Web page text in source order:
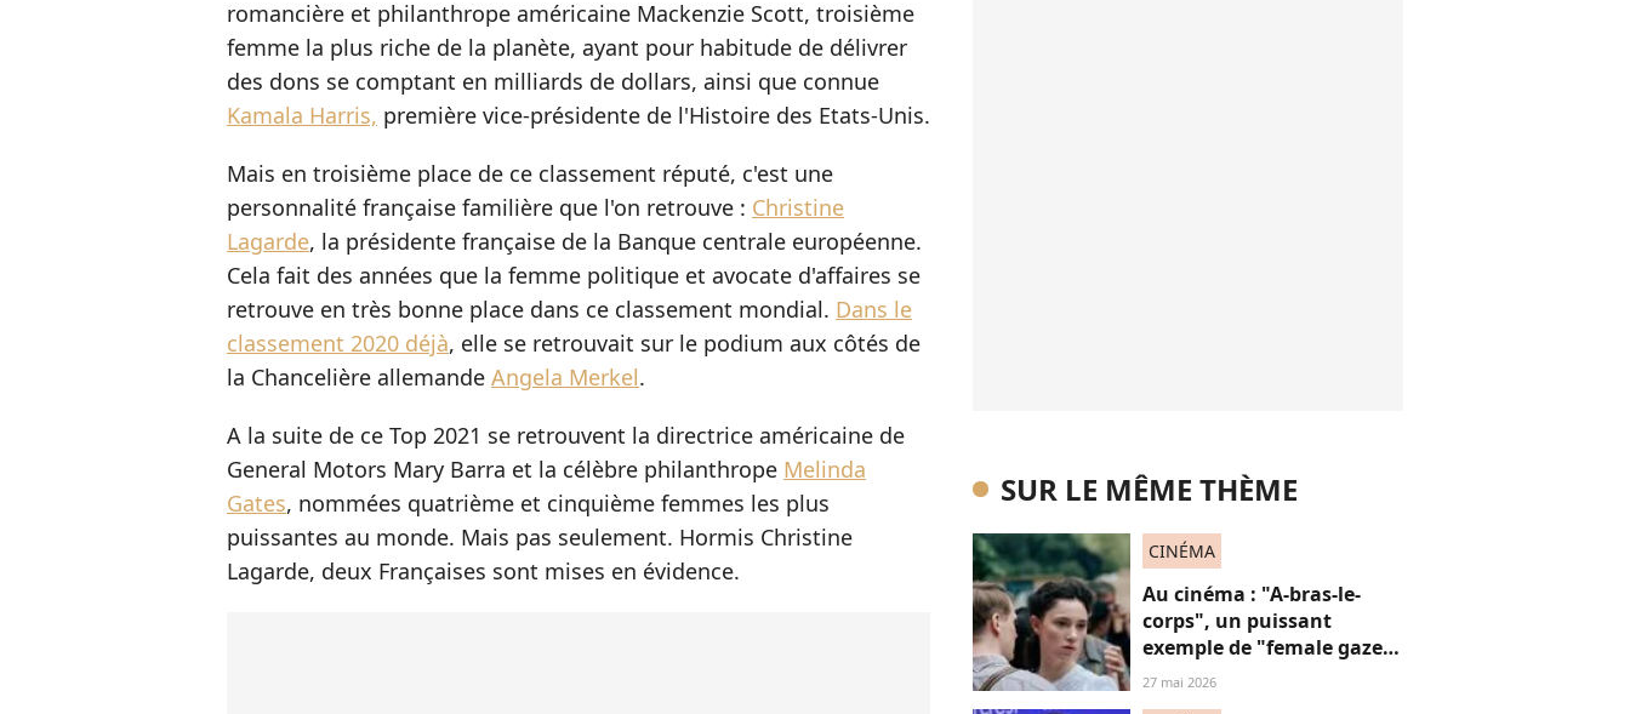
romancière et philanthrope américaine Mackenzie Scott, troisième
femme la plus riche de la planète, ayant pour habitude de délivrer
des dons se comptant en milliards de dollars, ainsi que connue
Kamala Harris, première vice-présidente de l'Histoire des Etats-Unis.
Mais en troisième place de ce classement réputé, c'est une
personnalité française familière que l'on retrouve : Christine
Lagarde, la présidente française de la Banque centrale européenne.
Cela fait des années que la femme politique et avocate d'affaires se
retrouve en très bonne place dans ce classement mondial. Dans le
classement 2020 déjà, elle se retrouvait sur le podium aux côtés de
la Chancelière allemande Angela Merkel.
A la suite de ce Top 2021 se retrouvent la directrice américaine de
General Motors Mary Barra et la célèbre philanthrope Melinda
Gates, nommées quatrième et cinquième femmes les plus
puissantes au monde. Mais pas seulement. Hormis Christine
Lagarde, deux Françaises sont mises en évidence.
SUR LE MÊME THÈME
CINÉMA
Au cinéma : "A-bras-le-
corps", un puissant
exemple de "female gaze"
à voir à tout prix
27 mai 2026